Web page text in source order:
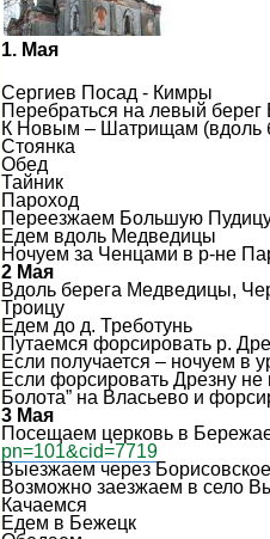
1. Мая
Сергиев Посад - Кимры
Перебраться на левый берег
К Новым – Шатрищам (вдоль
Стоянка
Обед
Тайник
Пароход
Переезжаем Большую
Едем вдоль Медведицы
Ночуем за Ченцами в р-не
2 Мая
Вдоль берега Медведицы,
Троицу
Едем до д. Треботунь
Путаемся форсировать р.
Если получается – ночуем в
Если форсировать Дрезну не
Болота” на Власьево и
3 Мая
Посещаем церковь в
pn=101&cid=7719
Выезжаем через Борисовское
Возможно заезжаем в село
Качаемся
Едем в Бежецк